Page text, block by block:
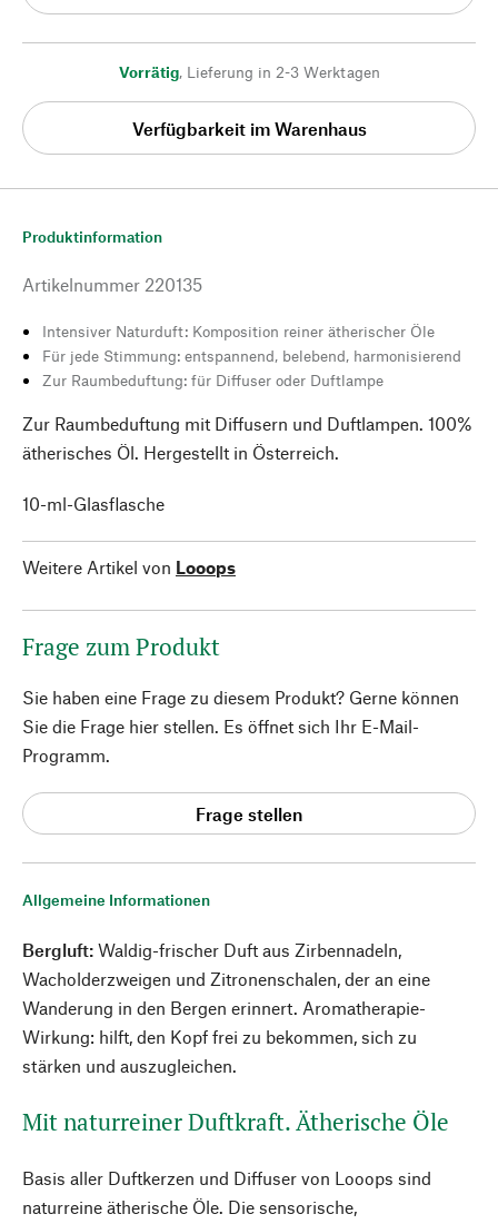
Vorrätig, Lieferung in 2-3 Werktagen
Verfügbarkeit im Warenhaus
Allgemeine Informationen
Bergluft: Waldig-frischer Duft aus Zirbennadeln,
Wacholderzweigen und Zitronenschalen, der an eine
Wanderung in den Bergen erinnert. Aromatherapie-
Wirkung: hilft, den Kopf frei zu bekommen, sich zu
stärken und auszugleichen.
Mit naturreiner Duftkraft. Ätherische Öle
Basis aller Duftkerzen und Diffuser von Looops sind
naturreine ätherische Öle. Die sensorische,
Produktinformation
Artikelnummer 220135
Intensiver Naturduft: Komposition reiner ätherischer Öle
Für jede Stimmung: entspannend, belebend, harmonisierend
Zur Raumbeduftung: für Diffuser oder Duftlampe
Zur Raumbeduftung mit Diffusern und Duftlampen. 100%
ätherisches Öl. Hergestellt in Österreich.
10-ml-Glasflasche
Weitere Artikel von Looops
Frage zum Produkt
Sie haben eine Frage zu diesem Produkt? Gerne können
Sie die Frage hier stellen. Es öffnet sich Ihr E-Mail-
Programm.
Frage stellen